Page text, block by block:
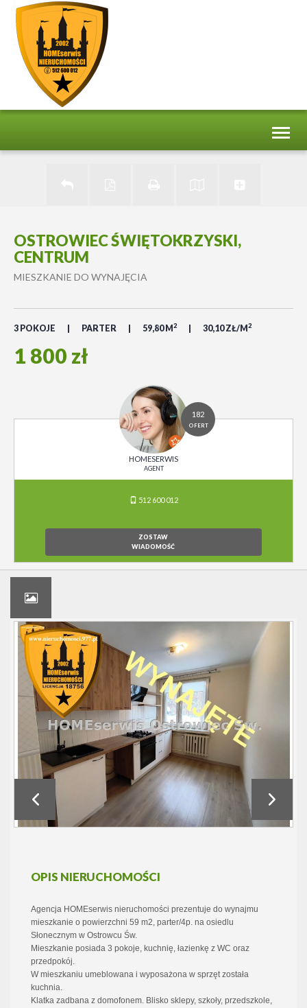
OSTROWIEC ŚWIĘTOKRZYSKI,
CENTRUM
MIESZKANIE DO WYNAJĘCIA
3 POKOJE PARTER 59,80 M 2 30,10 ZŁ/M 2
1 800 zł
182
OFERT
HOMESERWIS
AGENT
512 600 012
ZOSTAW
WIADOMOŚĆ
OPIS NIERUCHOMOŚCI
Agencja HOMEserwis nieruchomości prezentuje do wynajmu
mieszkanie o powierzchni 59 m2, parter/4p. na osiedlu
Słonecznym w Ostrowcu Św.
Mieszkanie posiada 3 pokoje, kuchnię, łazienkę z WC oraz
przedpokój.
W mieszkaniu umeblowana i wyposażona w sprzęt została
kuchnia.
Klatka zadbana z domofonem. Blisko sklepy, szkoły, przedszkole,